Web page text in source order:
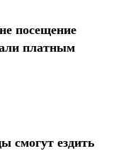
посещение
платным
смогут ездить